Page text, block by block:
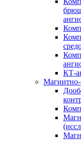
КТ-
Магнитно-